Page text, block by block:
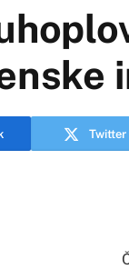
Twitter